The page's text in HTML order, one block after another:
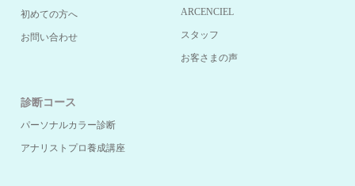
初めての方へ
お問い合わせ
ARCENCIEL
スタッフ
お客さまの声
診断コース
パーソナルカラー診断
アナリストプロ養成講座